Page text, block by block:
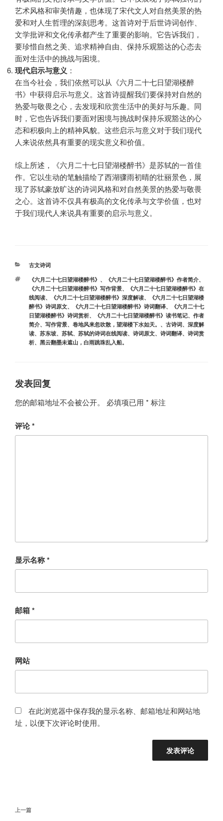
艺术风格和审美情趣，也体现了宋代文人对自然美景的热
爱和对人生哲理的深刻思考。这首诗对于后世诗词创作、
文学批评和文化传承都产生了重要的影响。它告诉我们，
要珍惜自然之美、追求精神自由、保持乐观豁达的心态去
面对生活中的挑战与困境。
现代启示与意义 ：
在当今社会，我们依然可以从《六月二十七日望湖楼醉
书》中获得启示与意义。这首诗提醒我们要保持对自然的
热爱与敬畏之心，去发现和欣赏生活中的美好与乐趣。同
时，它也告诉我们要面对困境与挑战时保持乐观豁达的心
态和积极向上的精神风貌。这些启示与意义对于我们现代
人来说依然具有重要的现实意义和价值。
综上所述，《六月二十七日望湖楼醉书》是苏轼的一首佳
作。它以生动的笔触描绘了西湖骤雨初晴的壮丽景色，展
现了苏轼豪放旷达的诗词风格和对自然美景的热爱与敬畏
之心。这首诗不仅具有极高的文化传承与文学价值，也对
于我们现代人来说具有重要的启示与意义。
分
古文诗词
标
签
《六月二十七日望湖楼醉书》 、 《六月二十七日望湖楼醉书》作者简介、
《六月二十七日望湖楼醉书》写作背景、
《六月二十七日望湖楼醉书》在
线阅读、 《六月二十七日望湖楼醉书》深度解读、
《六月二十七日望湖楼
醉书》诗词原文、 《六月二十七日望湖楼醉书》诗词翻译、
《六月二十七
日望湖楼醉书》诗词赏析、 《六月二十七日望湖楼醉书》读书笔记、 作者
简介、 写作背景、 卷地风来忽吹散，望湖楼下水如天。 、 古诗词、 深度解
读、 苏东坡、 苏轼、 苏轼的诗词在线阅读、 诗词原文、 诗词翻译、 诗词赏
析、 黑云翻墨未遮山，白雨跳珠乱入船。
发表回复
您的邮箱地址不会被公开。 必填项已用 * 标注
评论*
显示名称*
邮箱*
网站
在此浏览器中保存我的显示名称、邮箱地址和网站地
址，以便下次评论时使用。
文
上
上一篇